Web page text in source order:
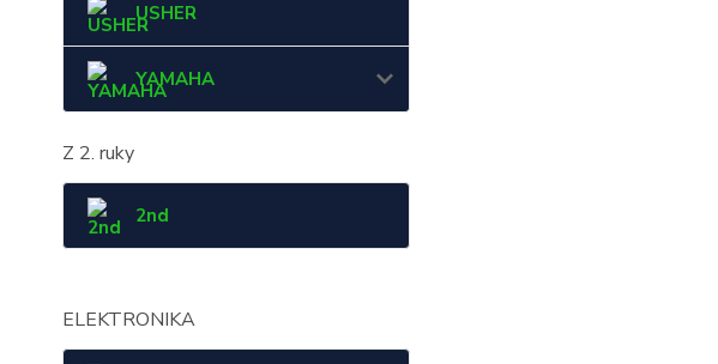
USHER
YAMAHA
Z 2. ruky
2nd
ELEKTRONIKA